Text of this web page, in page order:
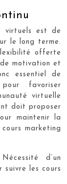
virtuels est de
le long terme.
offerte
motivation et
essentiel de
favoriser
virtuelle
doit proposer
maintenir la
marketing
Nécessité d’un
suivre les cours